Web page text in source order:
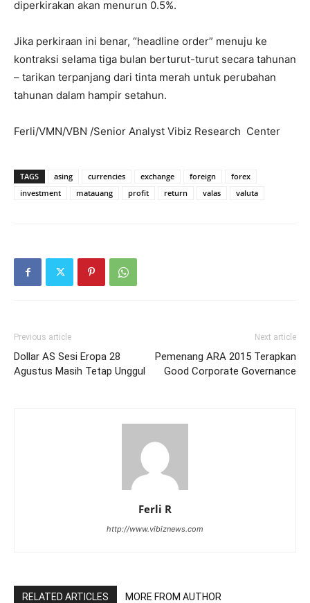
diperkirakan akan menurun 0.5%.
Jika perkiraan ini benar, “headline order” menuju ke
kontraksi selama tiga bulan berturut-turut secara tahunan
– tarikan terpanjang dari tinta merah untuk perubahan
tahunan dalam hampir setahun.
Ferli/VMN/VBN /Senior Analyst Vibiz Research Center
TAGS asing currencies exchange foreign
forex
investment
matauang profit return valas valuta
Previous article
Dollar AS Sesi Eropa 28
Agustus Masih Tetap Unggul
Next article
Pemenang ARA 2015 Terapkan
Good Corporate Governance
Ferli R
http://www.vibiznews.com
RELATED ARTICLES MORE FROM AUTHOR